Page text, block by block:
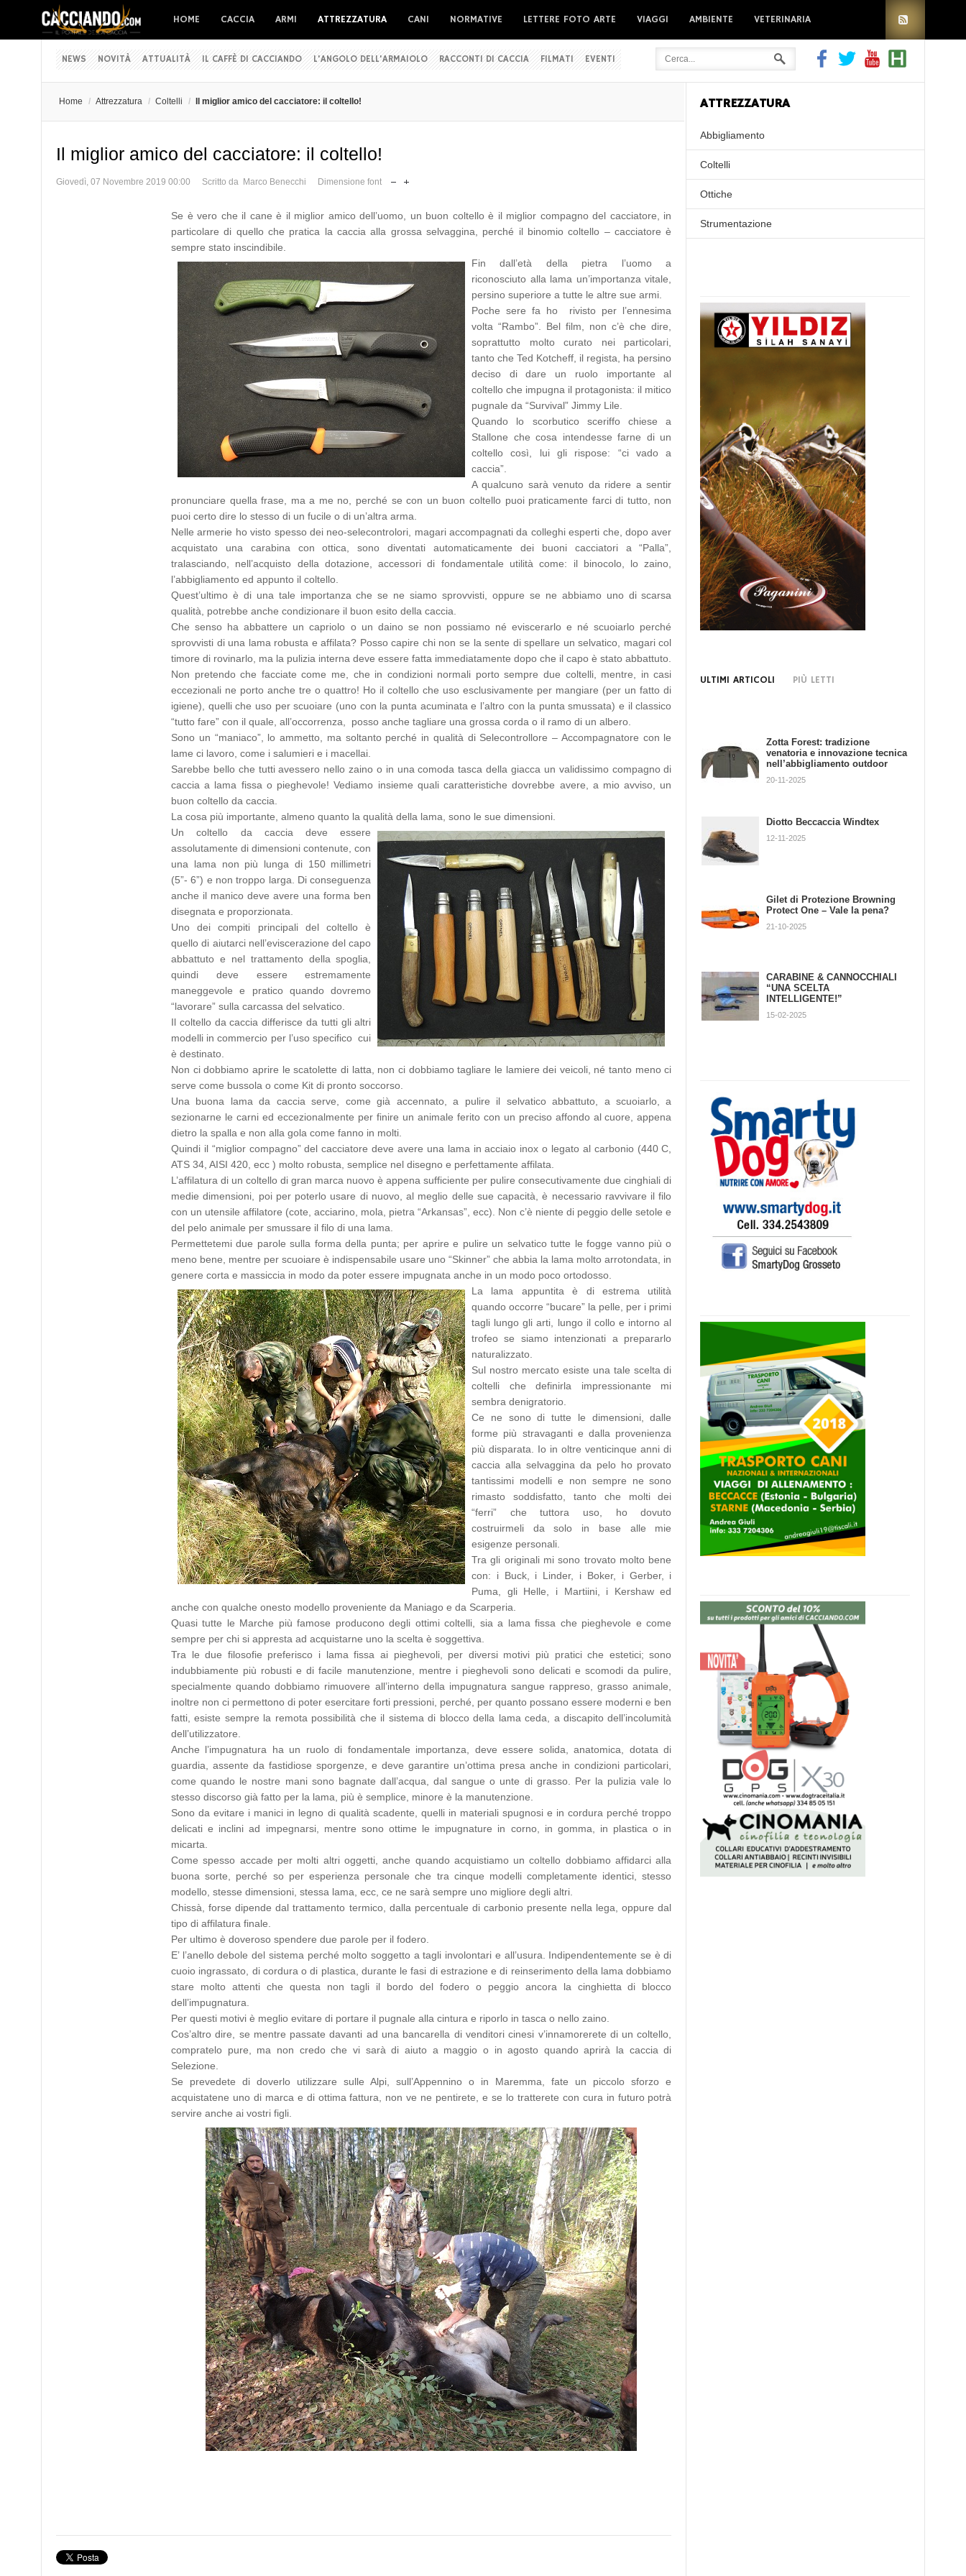
HOME CACCIA ARMI ATTREZZATURA CANI NORMATIVE LETTERE FOTO ARTE VIAGGI AMBIENTE VETERINARIA
NEWS NOVITÀ ATTUALITÀ IL CAFFÈ DI CACCIANDO L'ANGOLO DELL'ARMAIOLO RACCONTI DI CACCIA FILMATI EVENTI
Home / Attrezzatura / Coltelli / Il miglior amico del cacciatore: il coltello!
Il miglior amico del cacciatore: il coltello!
Giovedì, 07 Novembre 2019 00:00 Scritto da Marco Benecchi Dimensione font
Se è vero che il cane è il miglior amico dell’uomo, un buon coltello è il miglior compagno del cacciatore, in
particolare di quello che pratica la caccia alla grossa selvaggina, perché il binomio coltello – cacciatore è
sempre stato inscindibile.
Fin dall’età della pietra l’uomo a
riconosciuto alla lama un’importanza vitale,
persino superiore a tutte le altre sue armi.
Poche sere fa ho rivisto per l’ennesima
volta “Rambo”. Bel film, non c’è che dire,
soprattutto molto curato nei particolari,
tanto che Ted Kotcheff, il regista, ha persino
deciso di dare un ruolo importante al
coltello che impugna il protagonista: il mitico
pugnale da “Survival” Jimmy Lile.
Quando lo scorbutico sceriffo chiese a
Stallone che cosa intendesse farne di un
coltello così, lui gli rispose: “ci vado a
caccia”.
A qualcuno sarà venuto da ridere a sentir
pronunciare quella frase, ma a me no, perché se con un buon coltello puoi praticamente farci di tutto, non
puoi certo dire lo stesso di un fucile o di un’altra arma.
Nelle armerie ho visto spesso dei neo-selecontrolori, magari accompagnati da colleghi esperti che, dopo aver
acquistato una carabina con ottica, sono diventati automaticamente dei buoni cacciatori a “Palla”,
tralasciando, nell’acquisto della dotazione, accessori di fondamentale utilità come: il binocolo, lo zaino,
l’abbigliamento ed appunto il coltello.
Quest’ultimo è di una tale importanza che se ne siamo sprovvisti, oppure se ne abbiamo uno di scarsa
qualità, potrebbe anche condizionare il buon esito della caccia.
Che senso ha abbattere un capriolo o un daino se non possiamo né eviscerarlo e né scuoiarlo perché
sprovvisti di una lama robusta e affilata? Posso capire chi non se la sente di spellare un selvatico, magari col
timore di rovinarlo, ma la pulizia interna deve essere fatta immediatamente dopo che il capo è stato abbattuto.
Non pretendo che facciate come me, che in condizioni normali porto sempre due coltelli, mentre, in casi
eccezionali ne porto anche tre o quattro! Ho il coltello che uso esclusivamente per mangiare (per un fatto di
igiene), quelli che uso per scuoiare (uno con la punta acuminata e l’altro con la punta smussata) e il classico
“tutto fare” con il quale, all’occorrenza, posso anche tagliare una grossa corda o il ramo di un albero.
Sono un “maniaco”, lo ammetto, ma soltanto perché in qualità di Selecontrollore – Accompagnatore con le
lame ci lavoro, come i salumieri e i macellai.
Sarebbe bello che tutti avessero nello zaino o in una comoda tasca della giacca un validissimo compagno di
caccia a lama fissa o pieghevole! Vediamo insieme quali caratteristiche dovrebbe avere, a mio avviso, un
buon coltello da caccia.
La cosa più importante, almeno quanto la qualità della lama, sono le sue dimensioni.
Un coltello da caccia deve essere
assolutamente di dimensioni contenute, con
una lama non più lunga di 150 millimetri
(5”- 6”) e non troppo larga. Di conseguenza
anche il manico deve avere una forma ben
disegnata e proporzionata.
Uno dei compiti principali del coltello è
quello di aiutarci nell’eviscerazione del capo
abbattuto e nel trattamento della spoglia,
quindi deve essere estremamente
maneggevole e pratico quando dovremo
“lavorare” sulla carcassa del selvatico.
Il coltello da caccia differisce da tutti gli altri
modelli in commercio per l’uso specifico cui
è destinato.
Non ci dobbiamo aprire le scatolette di latta, non ci dobbiamo tagliare le lamiere dei veicoli, né tanto meno ci
serve come bussola o come Kit di pronto soccorso.
Una buona lama da caccia serve, come già accennato, a pulire il selvatico abbattuto, a scuoiarlo, a
sezionarne le carni ed eccezionalmente per finire un animale ferito con un preciso affondo al cuore, appena
dietro la spalla e non alla gola come fanno in molti.
Quindi il “miglior compagno” del cacciatore deve avere una lama in acciaio inox o legato al carbonio (440 C,
ATS 34, AISI 420, ecc ) molto robusta, semplice nel disegno e perfettamente affilata.
L’affilatura di un coltello di gran marca nuovo è appena sufficiente per pulire consecutivamente due cinghiali di
medie dimensioni, poi per poterlo usare di nuovo, al meglio delle sue capacità, è necessario ravvivare il filo
con un utensile affilatore (cote, acciarino, mola, pietra “Arkansas”, ecc). Non c’è niente di peggio delle setole e
del pelo animale per smussare il filo di una lama.
Permettetemi due parole sulla forma della punta; per aprire e pulire un selvatico tutte le fogge vanno più o
meno bene, mentre per scuoiare è indispensabile usare uno “Skinner” che abbia la lama molto arrotondata, in
genere corta e massiccia in modo da poter essere impugnata anche in un modo poco ortodosso.
La lama appuntita è di estrema utilità
quando occorre “bucare” la pelle, per i primi
tagli lungo gli arti, lungo il collo e intorno al
trofeo se siamo intenzionati a prepararlo
naturalizzato.
Sul nostro mercato esiste una tale scelta di
coltelli che definirla impressionante mi
sembra denigratorio.
Ce ne sono di tutte le dimensioni, dalle
forme più stravaganti e dalla provenienza
più disparata. Io in oltre venticinque anni di
caccia alla selvaggina da pelo ho provato
tantissimi modelli e non sempre ne sono
rimasto soddisfatto, tanto che molti dei
“ferri” che tuttora uso, ho dovuto
costruirmeli da solo in base alle mie
esigenze personali.
Tra gli originali mi sono trovato molto bene
con: i Buck, i Linder, i Boker, i Gerber, i
Puma, gli Helle, i Martiini, i Kershaw ed
anche con qualche onesto modello proveniente da Maniago e da Scarperia.
Quasi tutte le Marche più famose producono degli ottimi coltelli, sia a lama fissa che pieghevole e come
sempre per chi si appresta ad acquistarne uno la scelta è soggettiva.
Tra le due filosofie preferisco i lama fissa ai pieghevoli, per diversi motivi più pratici che estetici; sono
indubbiamente più robusti e di facile manutenzione, mentre i pieghevoli sono delicati e scomodi da pulire,
specialmente quando dobbiamo rimuovere all’interno della impugnatura sangue rappreso, grasso animale,
inoltre non ci permettono di poter esercitare forti pressioni, perché, per quanto possano essere moderni e ben
fatti, esiste sempre la remota possibilità che il sistema di blocco della lama ceda, a discapito dell’incolumità
dell’utilizzatore.
Anche l’impugnatura ha un ruolo di fondamentale importanza, deve essere solida, anatomica, dotata di
guardia, assente da fastidiose sporgenze, e deve garantire un’ottima presa anche in condizioni particolari,
come quando le nostre mani sono bagnate dall’acqua, dal sangue o unte di grasso. Per la pulizia vale lo
stesso discorso già fatto per la lama, più è semplice, minore è la manutenzione.
Sono da evitare i manici in legno di qualità scadente, quelli in materiali spugnosi e in cordura perché troppo
delicati e inclini ad impegnarsi, mentre sono ottime le impugnature in corno, in gomma, in plastica o in
micarta.
Come spesso accade per molti altri oggetti, anche quando acquistiamo un coltello dobbiamo affidarci alla
buona sorte, perché so per esperienza personale che tra cinque modelli completamente identici, stesso
modello, stesse dimensioni, stessa lama, ecc, ce ne sarà sempre uno migliore degli altri.
Chissà, forse dipende dal trattamento termico, dalla percentuale di carbonio presente nella lega, oppure dal
tipo di affilatura finale.
Per ultimo è doveroso spendere due parole per il fodero.
E’ l’anello debole del sistema perché molto soggetto a tagli involontari e all’usura. Indipendentemente se è di
cuoio ingrassato, di cordura o di plastica, durante le fasi di estrazione e di reinserimento della lama dobbiamo
stare molto attenti che questa non tagli il bordo del fodero o peggio ancora la cinghietta di blocco
dell’impugnatura.
Per questi motivi è meglio evitare di portare il pugnale alla cintura e riporlo in tasca o nello zaino.
Cos’altro dire, se mentre passate davanti ad una bancarella di venditori cinesi v’innamorerete di un coltello,
compratelo pure, ma non credo che vi sarà di aiuto a maggio o in agosto quando aprirà la caccia di
Selezione.
Se prevedete di doverlo utilizzare sulle Alpi, sull’Appennino o in Maremma, fate un piccolo sforzo e
acquistatene uno di marca e di ottima fattura, non ve ne pentirete, e se lo tratterete con cura in futuro potrà
servire anche ai vostri figli.
ATTREZZATURA
Abbigliamento
Coltelli
Ottiche
Strumentazione
ULTIMI ARTICOLI PIÙ LETTI
Zotta Forest: tradizione
venatoria e innovazione tecnica
nell’abbigliamento outdoor
20-11-2025
Diotto Beccaccia Windtex
12-11-2025
Gilet di Protezione Browning
Protect One – Vale la pena?
21-10-2025
CARABINE & CANNOCCHIALI
“UNA SCELTA
INTELLIGENTE!”
15-02-2025
GPS X 20+ DOGTRACE nuova
versione 2018!
20-09-2018
Cinomania: Gps X30 Dogtrace
04-04-2019
Cinomania: Dogtrace d-mute
light
10-04-2019
CINOMANIA: DOGTRACE
PROFESSIONAL ONE 1000
(RICARICABILE)
22-08-2019